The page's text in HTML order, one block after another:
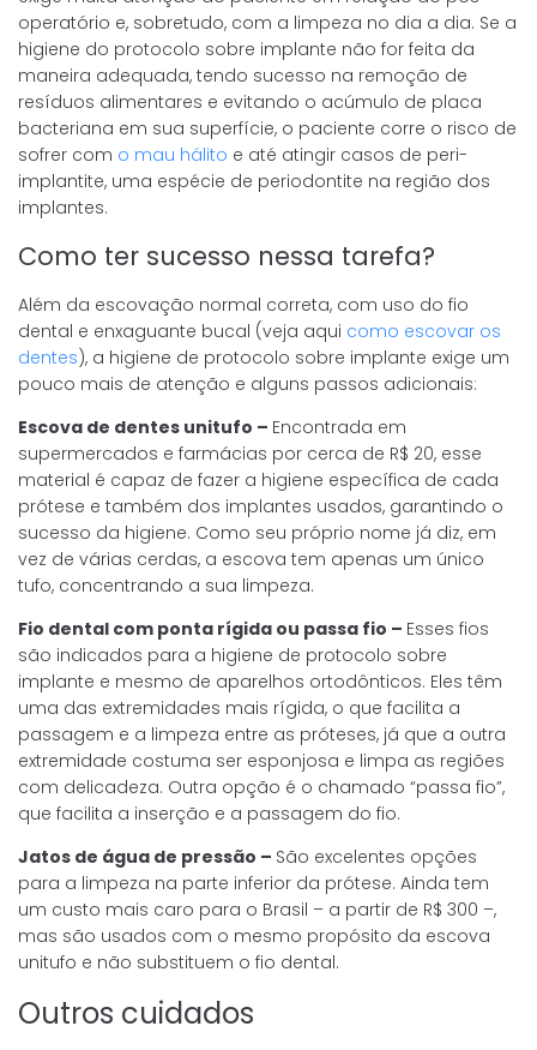
operatório e, sobretudo, com a limpeza no dia a dia. Se a
higiene do protocolo sobre implante não for feita da
maneira adequada, tendo sucesso na remoção de
resíduos alimentares e evitando o acúmulo de placa
bacteriana em sua superfície, o paciente corre o risco de
sofrer com o mau hálito e até atingir casos de peri-
implantite, uma espécie de periodontite na região dos
implantes.
Como ter sucesso nessa tarefa?
Além da escovação normal correta, com uso do fio
dental e enxaguante bucal (veja aqui como escovar os
dentes), a higiene de protocolo sobre implante exige um
pouco mais de atenção e alguns passos adicionais:
Escova de dentes unitufo – Encontrada em
supermercados e farmácias por cerca de R$ 20, esse
material é capaz de fazer a higiene específica de cada
prótese e também dos implantes usados, garantindo o
sucesso da higiene. Como seu próprio nome já diz, em
vez de várias cerdas, a escova tem apenas um único
tufo, concentrando a sua limpeza.
Fio dental com ponta rígida ou passa fio – Esses fios
são indicados para a higiene de protocolo sobre
implante e mesmo de aparelhos ortodônticos. Eles têm
uma das extremidades mais rígida, o que facilita a
passagem e a limpeza entre as próteses, já que a outra
extremidade costuma ser esponjosa e limpa as regiões
com delicadeza. Outra opção é o chamado “passa fio”,
que facilita a inserção e a passagem do fio.
Jatos de água de pressão – São excelentes opções
para a limpeza na parte inferior da prótese. Ainda tem
um custo mais caro para o Brasil – a partir de R$ 300 –,
mas são usados com o mesmo propósito da escova
unitufo e não substituem o fio dental.
Outros cuidados